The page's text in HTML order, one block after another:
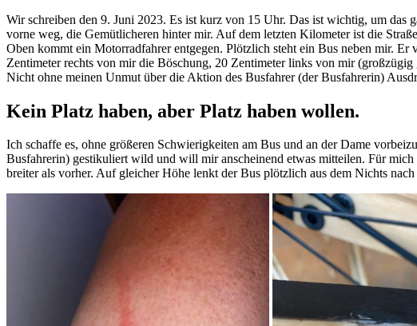
Wir schreiben den 9. Juni 2023. Es ist kurz von 15 Uhr. Das ist wichtig, um das
vorne weg, die Gemütlicheren hinter mir. Auf dem letzten Kilometer ist die
Oben kommt ein Motorradfahrer entgegen. Plötzlich steht ein Bus neben mir.
Zentimeter rechts von mir die Böschung, 20 Zentimeter links von mir
Nicht ohne meinen Unmut über die Aktion des Busfahrer (der Busfahrerin)
Kein Platz haben, aber Platz haben wollen.
Ich schaffe es, ohne größeren Schwierigkeiten am Bus und an der Dame
Busfahrerin) gestikuliert wild und will mir anscheinend etwas mitteilen. Für
breiter als vorher. Auf gleicher Höhe lenkt der Bus plötzlich aus dem Nichts